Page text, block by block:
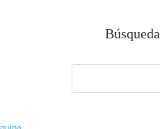
Búsqueda